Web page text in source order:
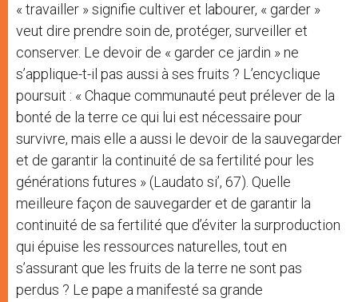
« travailler » signifie cultiver et labourer, « garder »
veut dire prendre soin de, protéger, surveiller et
conserver. Le devoir de « garder ce jardin » ne
s’applique-t-il pas aussi à ses fruits ? L’encyclique
poursuit : « Chaque communauté peut prélever de la
bonté de la terre ce qui lui est nécessaire pour
survivre, mais elle a aussi le devoir de la sauvegarder
et de garantir la continuité de sa fertilité pour les
générations futures » (Laudato si’, 67). Quelle
meilleure façon de sauvegarder et de garantir la
continuité de sa fertilité que d’éviter la surproduction
qui épuise les ressources naturelles, tout en
s’assurant que les fruits de la terre ne sont pas
perdus ? Le pape a manifesté sa grande